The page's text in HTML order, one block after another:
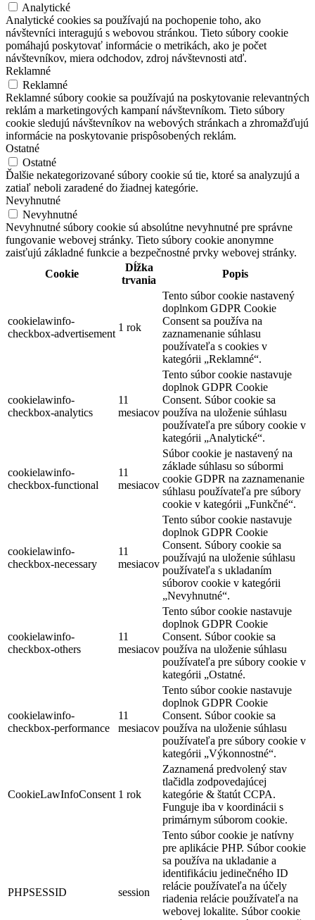
Analytické
Analytické cookies sa používajú na pochopenie toho, ako
návštevníci interagujú s webovou stránkou. Tieto súbory cookie
pomáhajú poskytovať informácie o metrikách, ako je počet
návštevníkov, miera odchodov, zdroj návštevnosti atď.
Reklamné
Reklamné
Reklamné súbory cookie sa používajú na poskytovanie relevantných
reklám a marketingových kampaní návštevníkom. Tieto súbory
cookie sledujú návštevníkov na webových stránkach a zhromažďujú
informácie na poskytovanie prispôsobených reklám.
Ostatné
Ostatné
Ďalšie nekategorizované súbory cookie sú tie, ktoré sa analyzujú a
zatiaľ neboli zaradené do žiadnej kategórie.
Nevyhnutné
Nevyhnutné
Nevyhnutné súbory cookie sú absolútne nevyhnutné pre správne
fungovanie webovej stránky. Tieto súbory cookie anonymne
zaisťujú základné funkcie a bezpečnostné prvky webovej stránky.
Cookie
Dĺžka
trvania
Popis
cookielawinfo-
checkbox-advertisement
1 rok
Tento súbor cookie nastavený
doplnkom GDPR Cookie
Consent sa používa na
zaznamenanie súhlasu
používateľa s cookies v
kategórii „Reklamné“.
cookielawinfo-
checkbox-analytics
11
mesiacov
Tento súbor cookie nastavuje
doplnok GDPR Cookie
Consent. Súbor cookie sa
používa na uloženie súhlasu
používateľa pre súbory cookie v
kategórii „Analytické“.
cookielawinfo-
checkbox-functional
11
mesiacov
Súbor cookie je nastavený na
základe súhlasu so súbormi
cookie GDPR na zaznamenanie
súhlasu používateľa pre súbory
cookie v kategórii „Funkčné“.
cookielawinfo-
checkbox-necessary
11
mesiacov
Tento súbor cookie nastavuje
doplnok GDPR Cookie
Consent. Súbory cookie sa
používajú na uloženie súhlasu
používateľa s ukladaním
súborov cookie v kategórii
„Nevyhnutné“.
cookielawinfo-
checkbox-others
11
mesiacov
Tento súbor cookie nastavuje
doplnok GDPR Cookie
Consent. Súbor cookie sa
používa na uloženie súhlasu
používateľa pre súbory cookie v
kategórii „Ostatné.
cookielawinfo-
checkbox-performance
11
mesiacov
Tento súbor cookie nastavuje
doplnok GDPR Cookie
Consent. Súbor cookie sa
používa na uloženie súhlasu
používateľa pre súbory cookie v
kategórii „Výkonnostné“.
CookieLawInfoConsent 1 rok
Zaznamená predvolený stav
tlačidla zodpovedajúcej
kategórie & štatút CCPA.
Funguje iba v koordinácii s
primárnym súborom cookie.
PHPSESSID session
Tento súbor cookie je natívny
pre aplikácie PHP. Súbor cookie
sa používa na ukladanie a
identifikáciu jedinečného ID
relácie používateľa na účely
riadenia relácie používateľa na
webovej lokalite. Súbor cookie